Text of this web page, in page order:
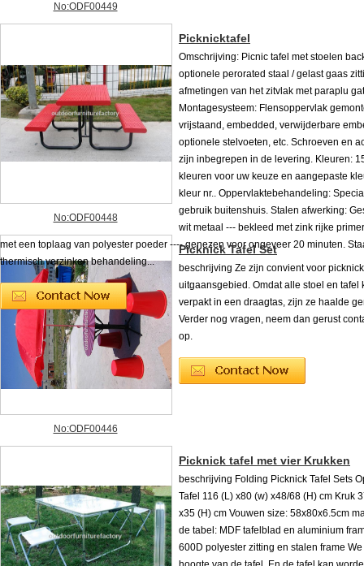
No:ODF00449
No:ODF00448
Picknicktafel
Omschrijving: Picnic tafel met stoelen
optionele perorated staal / gelast gaas
afmetingen van het zitvlak met paraplu
Montagesysteem: Flensoppervlak
vrijstaand, embedded, verwijderbare
optionele stelvoeten, etc. Schroeven en
zijn inbegrepen in de levering. Kleuren:
kleuren voor uw keuze en aangepaste
kleur nr.. Oppervlaktebehandeling:
gebruik buitenshuis. Stalen afwerking:
wit metaal --- bekleed met zink rijke
met een toplaag van polyester poeder ---- genezen voor ongeveer 20 minuten.
thermisch verzinken behandeling...
No:ODF00446
Picknick Tafel Set
beschrijving Ze zijn convient voor
uitgaansgebied. Omdat alle stoel en tafel
verpakt in een draagtas, zijn ze haalde
Verder nog vragen, neem dan gerust
op.
Picknick tafel met vier Krukken
beschrijving Folding Picknick Tafel Sets
Tafel 116 (L) x80 (w) x48/68 (H) cm Kruk
x35 (H) cm Vouwen size: 58x80x6.5cm
de tabel: MDF tafelblad en aluminium
600D polyester zitting en stalen frame